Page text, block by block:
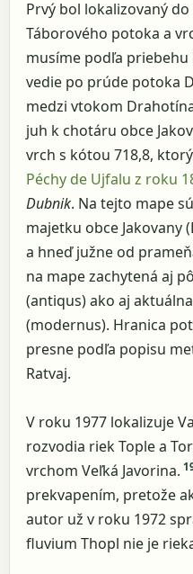
Prvý bol lokalizovaný
Táborového potoka a
musíme podľa
vedie po prúde potoka
medzi vtokom
juh k chotáru obce
vrch s kótou 718,8,
Péchy de Ujfalu z roku
Dubnik. Na tejto mape
majetku obce Jakovany
a hneď južne od
na mape zachytená aj
(antiqus) ako aj
(modernus). Hranica
presne podľa popisu
Ratvaj.
V roku 1977 lokalizuje
rozvodia riek Tople a
vrchom Veľká Javorina.
prekvapením, pretože
autor už v roku 1972
fluvium Thopl nie je